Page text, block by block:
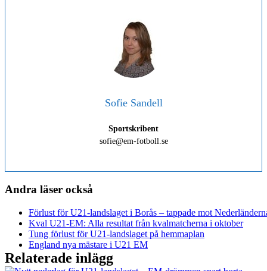
Sofie Sandell
Sportskribent
sofie@em-fotboll.se
Andra läser också
Förlust för U21-landslaget i Borås – tappade mot
Kval U21-EM: Alla resultat från kvalmatcherna i oktober
Tung förlust för U21-landslaget på hemmaplan
England nya mästare i U21 EM
Relaterade inlägg